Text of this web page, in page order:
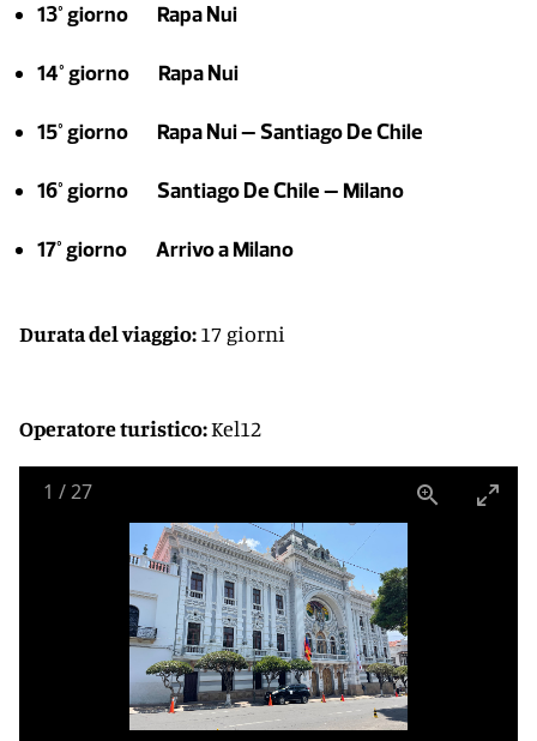
13° giorno Rapa Nui
14° giorno Rapa Nui
15° giorno Rapa Nui – Santiago De Chile
16° giorno Santiago De Chile – Milano
17° giorno Arrivo a Milano
Durata del viaggio:17 giorni
Operatore turistico:Kel12
1 /27